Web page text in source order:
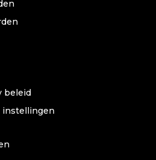
beleid
instellingen